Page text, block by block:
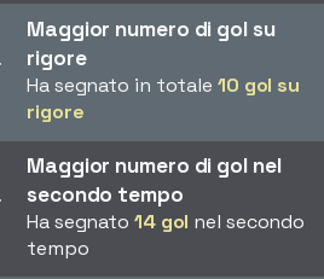
Maggior numero di gol su
rigore
Ha segnato in totale 10 gol su
rigore
Maggior numero di gol nel
secondo tempo
Ha segnato 14 gol nel secondo
tempo